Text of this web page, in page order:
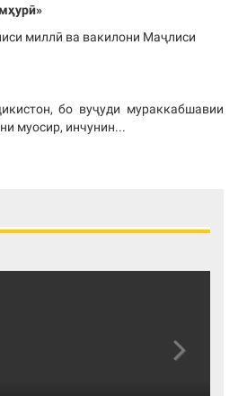
миллӣ ва вакилони Маҷлиси
бо вуҷуди мураккабшавии
муосир, инчунин...